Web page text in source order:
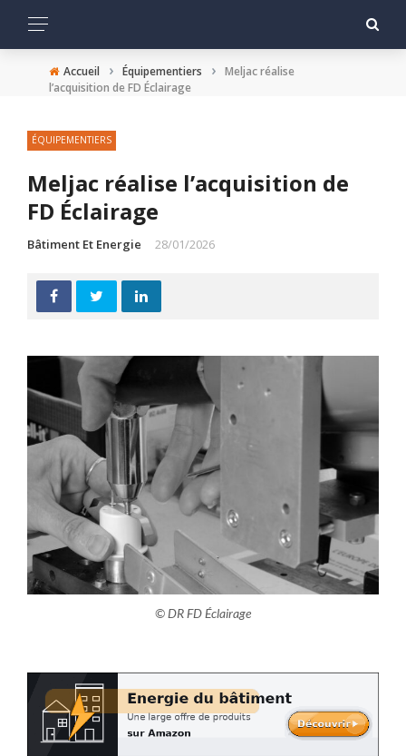
Accueil › Équipementiers › Meljac réalise
l’acquisition de FD Éclairage
ÉQUIPEMENTIERS
Meljac réalise l’acquisition de
FD Éclairage
Bâtiment Et Energie 28/01/2026
© DR FD Éclairage